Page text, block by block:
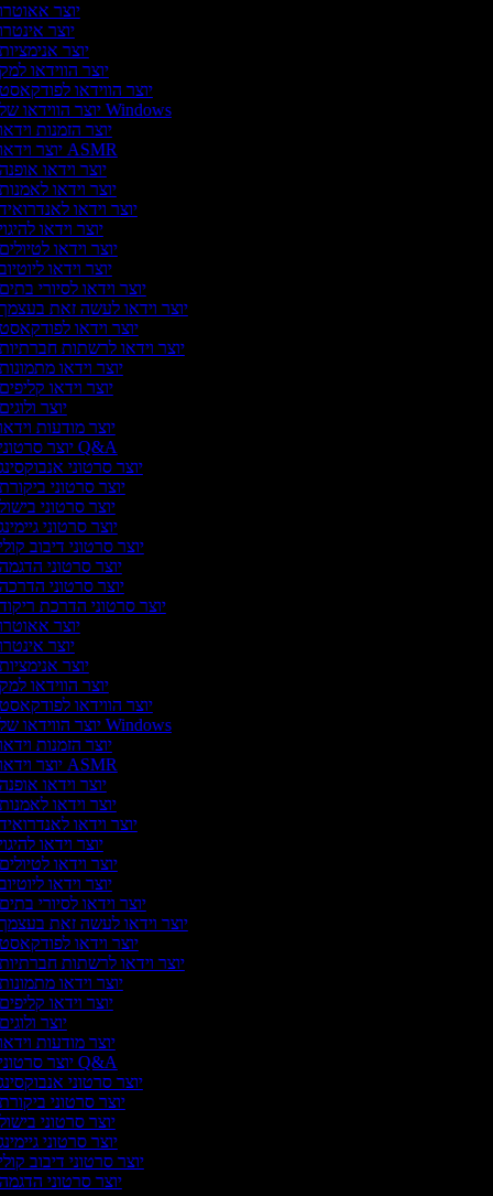
יוצר
יוצר
יוצר
יוצר הווידאו
יוצר הווידאו
יוצר הווידאו של Windows
יוצר הזמנות
יוצר וידאו ASMR
יוצר וידאו
יוצר וידאו
יוצר וידאו
יוצר וידאו
יוצר וידאו
יוצר וידאו
יוצר וידאו לסיורי
יוצר וידאו לעשה זאת
יוצר וידאו
יוצר וידאו לרשתות
יוצר וידאו
יוצר וידאו
יוצר
יוצר מודעות
יוצר סרטוני Q&A
יוצר סרטוני
יוצר סרטוני
יוצר סרטוני
יוצר סרטוני
יוצר סרטוני דיבוב
יוצר סרטוני
יוצר סרטוני
יוצר סרטוני הדרכת
יוצר
יוצר
יוצר
יוצר הווידאו
יוצר הווידאו
יוצר הווידאו של Windows
יוצר הזמנות
יוצר וידאו ASMR
יוצר וידאו
יוצר וידאו
יוצר וידאו
יוצר וידאו
יוצר וידאו
יוצר וידאו
יוצר וידאו לסיורי
יוצר וידאו לעשה זאת
יוצר וידאו
יוצר וידאו לרשתות
יוצר וידאו
יוצר וידאו
יוצר
יוצר מודעות
יוצר סרטוני Q&A
יוצר סרטוני
יוצר סרטוני
יוצר סרטוני
יוצר סרטוני
יוצר סרטוני דיבוב
יוצר סרטוני